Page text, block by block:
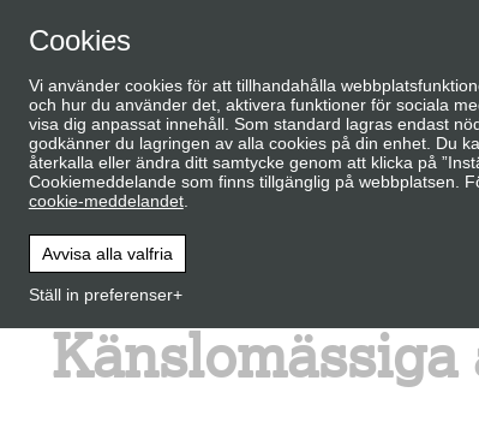
aspekter
Känslomässiga
Cookies
Vi använder cookies för att tillhandahålla
och hur du använder det, aktivera funktioner för sociala
visa dig anpassat innehåll. Som standard lagras endast
godkänner du lagringen av alla cookies på din enhet. Du
återkalla eller ändra ditt samtycke genom att klicka på
Cookiemeddelande som finns tillgänglig på webbplatsen.
cookie-meddelandet.
Avvisa alla valfria
Ställ in preferenser